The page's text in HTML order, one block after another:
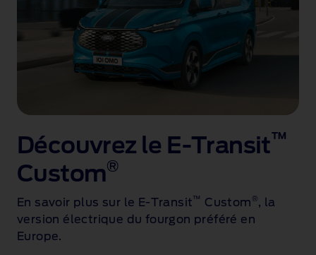
Découvrez le E-Transit™
Custom®
En savoir plus sur le E-Transit™ Custom® , la
version électrique du fourgon préféré en
Europe.